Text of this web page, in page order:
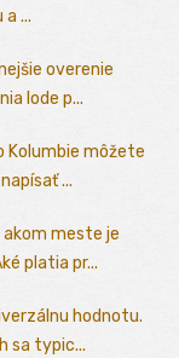
...
overenie
lode p...
Kolumbie môžete
...
akom meste je
platia pr...
hodnotu.
sa typic...